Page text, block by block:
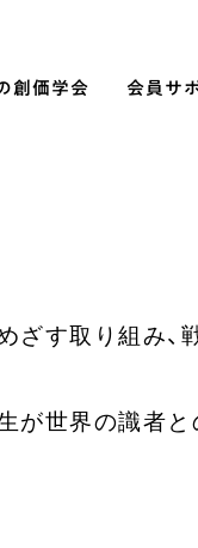
創価学会 会員サ
ざす取り組み、
が世界の識者